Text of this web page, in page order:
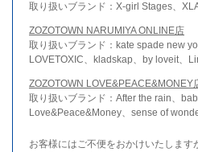
取り扱いブランド：X-girl Stages、
ZOZOTOWN NARUMIYA ONLINE店
取り扱いブランド：kate spade new
LOVETOXIC、kladskap、by loveit、
ZOZOTOWN LOVE&PEACE&MONEY
取り扱いブランド：After the rain、
Love&Peace&Money、sense of
お客様にはご不便をおかけいたします